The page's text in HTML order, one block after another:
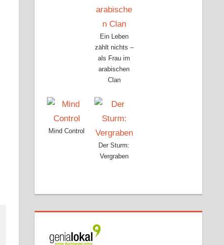
Ein Leben
zählt nichts –
als Frau im
arabischen
Clan
Mind Control
Der Sturm:
Vergraben